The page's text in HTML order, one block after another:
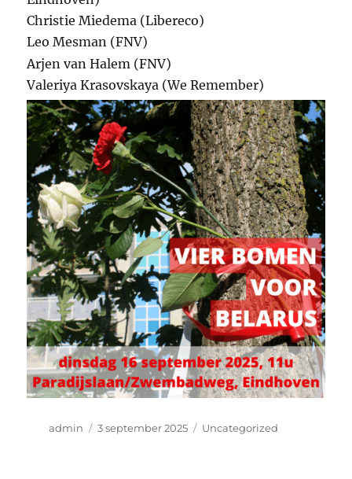
Christie Miedema (Libereco)
Leo Mesman (FNV)
Arjen van Halem (FNV)
Valeriya Krasovskaya (We Remember)
Auteur
admin
Geplaatst
3 september 2025 Categorieën
Uncategorized